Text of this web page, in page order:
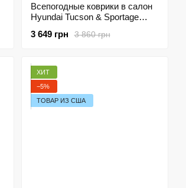
Всепогодные коврики в салон
Hyundai Tucson & Sportage
Coverage
3 860 грн
3 649 грн
ХИТ
−5%
ТОВАР ИЗ США